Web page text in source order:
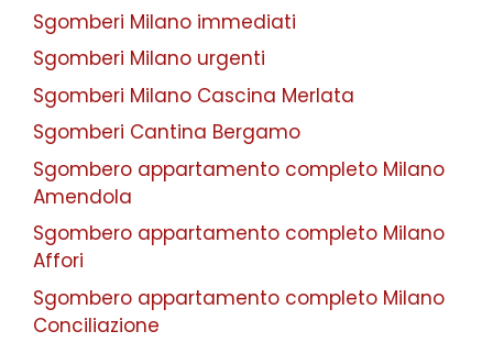
Sgomberi Milano immediati
Sgomberi Milano urgenti
Sgomberi Milano Cascina Merlata
Sgomberi Cantina Bergamo
Sgombero appartamento completo Milano
Amendola
Sgombero appartamento completo Milano
Affori
Sgombero appartamento completo Milano
Conciliazione